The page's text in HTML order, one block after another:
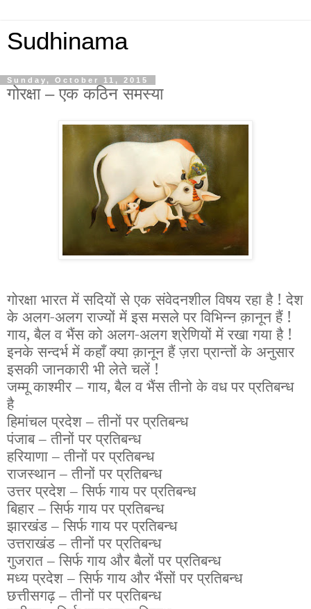
Sudhinama
Sunday, October 11, 2015
गोरक्षा – एक कठिन समस्या
गोरक्षा भारत में सदियों से एक संवेदनशील विषय रहा है ! देश
के अलग-अलग राज्यों में इस मसले पर विभिन्न क़ानून हैं !
गाय, बैल व भैंस को अलग-अलग श्रेणियों में रखा गया है !
इनके सन्दर्भ में कहाँ क्या क़ानून हैं ज़रा प्रान्तों के अनुसार
इसकी जानकारी भी लेते चलें !
जम्मू काश्मीर – गाय, बैल व भैंस तीनो के वध पर प्रतिबन्ध
है
हिमांचल प्रदेश – तीनों पर प्रतिबन्ध
पंजाब – तीनों पर प्रतिबन्ध
हरियाणा – तीनों पर प्रतिबन्ध
राजस्थान – तीनों पर प्रतिबन्ध
उत्तर प्रदेश – सिर्फ गाय पर प्रतिबन्ध
बिहार – सिर्फ गाय पर प्रतिबन्ध
झारखंड – सिर्फ गाय पर प्रतिबन्ध
उत्तराखंड – तीनों पर प्रतिबन्ध
गुजरात – सिर्फ गाय और बैलों पर प्रतिबन्ध
मध्य प्रदेश – सिर्फ गाय और भैंसों पर प्रतिबन्ध
छत्तीसगढ़ – तीनों पर प्रतिबन्ध